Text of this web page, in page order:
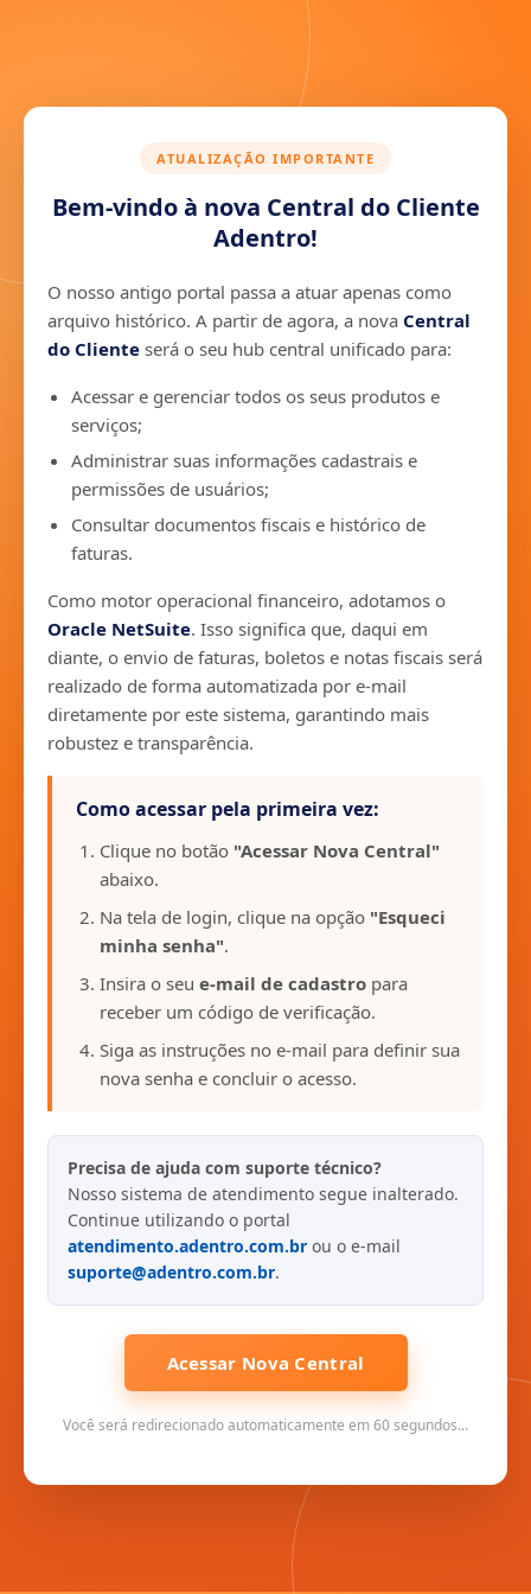
ATUALIZAÇÃO IMPORTANTE
Bem-vindo à nova Central do Cliente
Adentro!
O nosso antigo portal passa a atuar apenas como
arquivo histórico. A partir de agora, a nova Central
do Cliente será o seu hub central unificado para:
Acessar e gerenciar todos os seus produtos e
serviços;
Administrar suas informações cadastrais e
permissões de usuários;
Consultar documentos fiscais e histórico de
faturas.
Como motor operacional financeiro, adotamos o
Oracle NetSuite. Isso significa que, daqui em
diante, o envio de faturas, boletos e notas fiscais será
realizado de forma automatizada por e-mail
diretamente por este sistema, garantindo mais
robustez e transparência.
Como acessar pela primeira vez:
Clique no botão "Acessar Nova Central"
abaixo.
Na tela de login, clique na opção "Esqueci
minha senha".
Insira o seu e-mail de cadastro para
receber um código de verificação.
Siga as instruções no e-mail para definir sua
nova senha e concluir o acesso.
Precisa de ajuda com suporte técnico?
Nosso sistema de atendimento segue inalterado.
Continue utilizando o portal
atendimento.adentro.com.br ou o e-mail
suporte@adentro.com.br.
Acessar Nova Central
Você será redirecionado automaticamente em 60 segundos...